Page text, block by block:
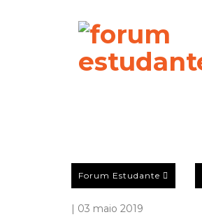
Forum Estudante
| 03 maio 2019